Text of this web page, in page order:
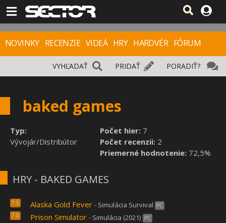
NOVINKY RECENZIE VIDEÁ HRY HARDVÉR FÓRUM
PORADIŤ?
PRIDAŤ
VYHĽADAŤ
baked games
Počet hier: 7
Počet recenzii: 2
Priemerné hodnotenie: 72,5%
Typ:
Vývojár/Distribútor
HRY - BAKED GAMES
Alaska Gold Fever - Simulácia Survival PC
7.5
Prison Simulator - Simulácia (2021) PC
7.0